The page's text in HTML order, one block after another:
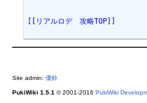
[[リアルロデ　攻略TOP]]
Site admin: 優鈴
PukiWiki 1.5.1 © 2001-2016 PukiWiki